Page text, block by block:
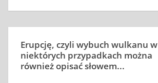
Erupcję, czyli wybuch wulkanu w
niektórych przypadkach można
również opisać słowem...